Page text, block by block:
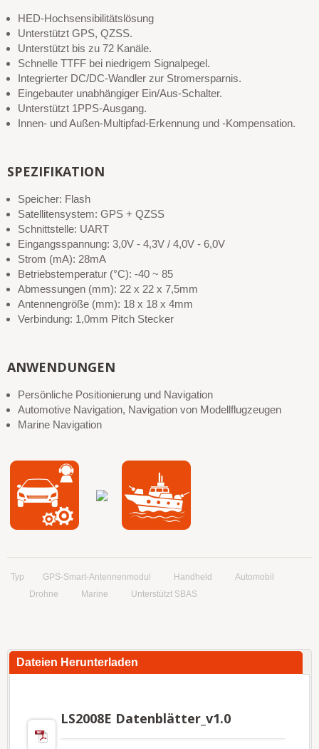
HED-Hochsensibilitätslösung
Unterstützt GPS, QZSS.
Unterstützt bis zu 72 Kanäle.
Schnelle TTFF bei niedrigem Signalpegel.
Integrierter DC/DC-Wandler zur Stromersparnis.
Eingebauter unabhängiger Ein/Aus-Schalter.
Unterstützt 1PPS-Ausgang.
Innen- und Außen-Multipfad-Erkennung und -Kompensation.
SPEZIFIKATION
Speicher: Flash
Satellitensystem: GPS + QZSS
Schnittstelle: UART
Eingangsspannung: 3,0V - 4,3V / 4,0V - 6,0V
Strom (mA): 28mA
Betriebstemperatur (°C): -40 ~ 85
Abmessungen (mm): 22 x 22 x 7,5mm
Antennengröße (mm): 18 x 18 x 4mm
Verbindung: 1,0mm Pitch Stecker
ANWENDUNGEN
Persönliche Positionierung und Navigation
Automotive Navigation, Navigation von Modellflugzeugen
Marine Navigation
Typ GPS-Smart-Antennenmodul Handheld
Automobil
Drohne
Marine Unterstützt SBAS
Dateien Herunterladen
LS2008E Datenblätter_v1.0